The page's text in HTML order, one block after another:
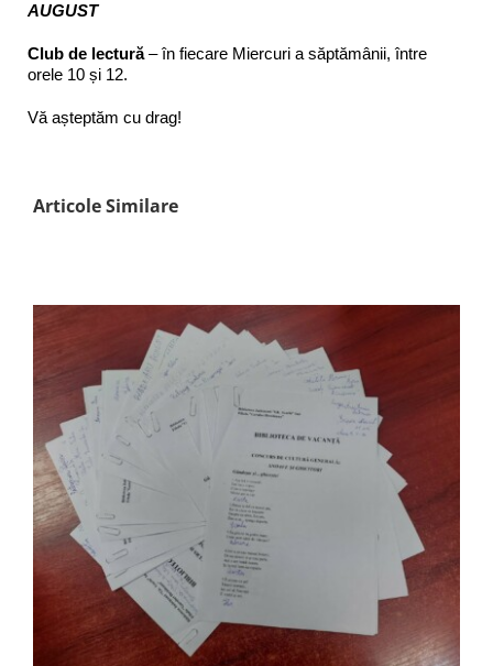
AUGUST
Club de lectură– în fiecare Miercuri a săptămânii, între
orele 10 și 12.
Vă așteptăm cu drag!
Articole Similare